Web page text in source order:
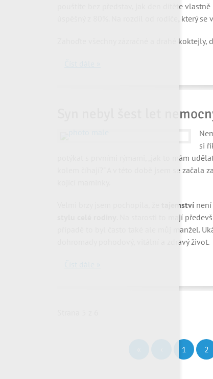
pouštíte bez představ, jak den dítěte
úspěšný z 80%. Na rozdíl od rodiče, který
Zahoďte všechny zázračné a drahé
Syn nebyl šest let
si
potýkat s prvními rýmami, „jak to mám
kolem číhají?" A v této době jsem se
tajemství
. Na starosti to mají
případě to byl často také ale můj manžel.
dohromady pohodový, vitální a zdravý život.
1 2